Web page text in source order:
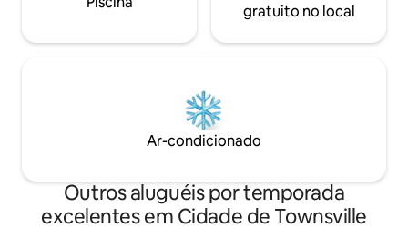
gratuito no local
Ar-condicionado
Outros aluguéis por temporada
excelentes em Cidade de Townsville